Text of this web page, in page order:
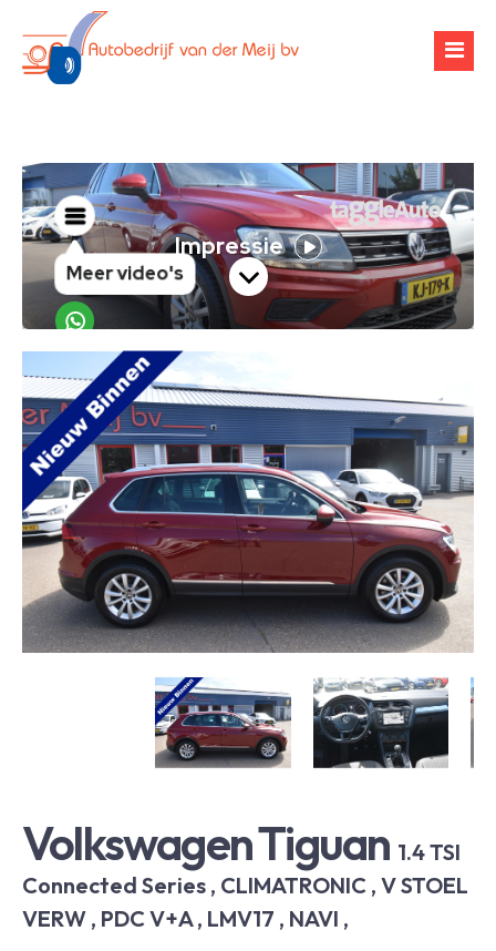
Over ons
Occasions
Werkplaats
Banden & velgen
Airco-onderhoud
Chiptuning
Financiering
Verhuur
Zoekopdracht
Contact
Volkswagen Tiguan 1.4 TSI
Connected Series , CLIMATRONIC , V STOEL
VERW , PDC V+A , LMV17 , NAVI ,